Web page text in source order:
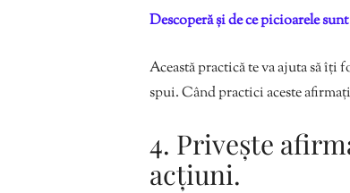
Descoperă și de ce picioarele
Această practică te va ajuta să îți
spui. Când practici aceste
4. Privește
acțiuni.